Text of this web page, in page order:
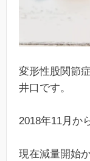
変形性股関節
井口です。
2018年11月か
現在減量開始